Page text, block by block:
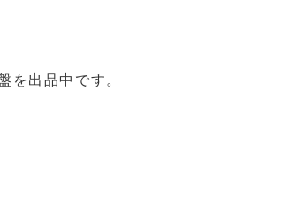
を出品中です。